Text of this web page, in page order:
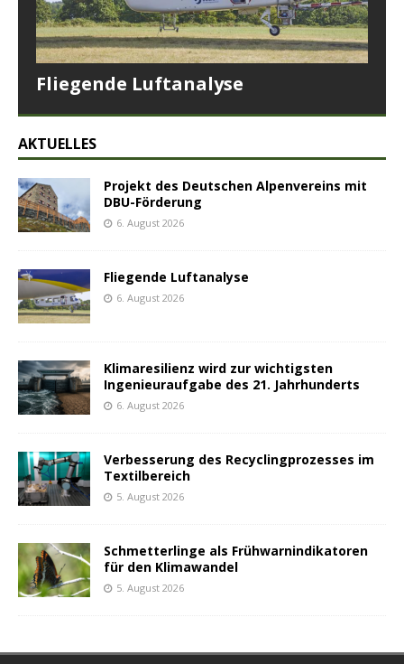
Fliegende Luftanalyse
AKTUELLES
Projekt des Deutschen Alpenvereins mit
DBU-Förderung
6. August 2026
Fliegende Luftanalyse
6. August 2026
Klimaresilienz wird zur wichtigsten
Ingenieuraufgabe des 21. Jahrhunderts
6. August 2026
Verbesserung des Recyclingprozesses im
Textilbereich
5. August 2026
Schmetterlinge als Frühwarnindikatoren
für den Klimawandel
5. August 2026